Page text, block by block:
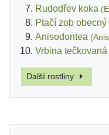
Rudodřev koka
Ptačí zob obecný
Anisodontea
Vrbina tečkovaná
Další rostliny